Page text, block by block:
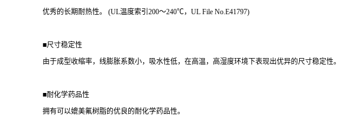
优秀的长期耐热性。 (UL温度索引200～240℃，UL File No.E41797)
■尺寸稳定性
由于成型收缩率，线膨胀系数小，吸水性低，在高温，高湿度环境下表现出优异的尺寸稳定性。
■耐化学药品性
拥有可以媲美氟树脂的优良的耐化学药品性。